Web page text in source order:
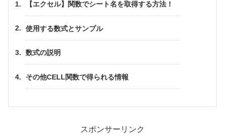
【エクセル】関数でシート名を取得する方法！
使用する数式とサンプル
数式の説明
その他CELL関数で得られる情報
スポンサーリンク